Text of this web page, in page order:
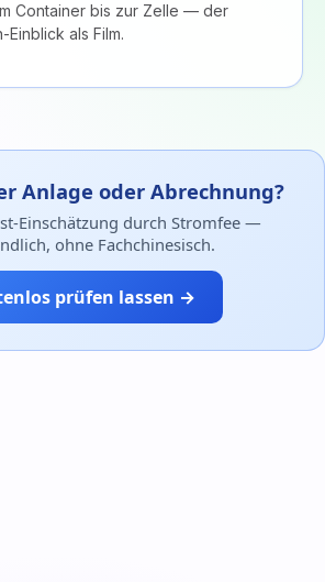
Container bis zur Zelle — der
als Film.
Anlage oder Abrechnung?
Einschätzung durch Stromfee —
ohne Fachchinesisch.
prüfen lassen →